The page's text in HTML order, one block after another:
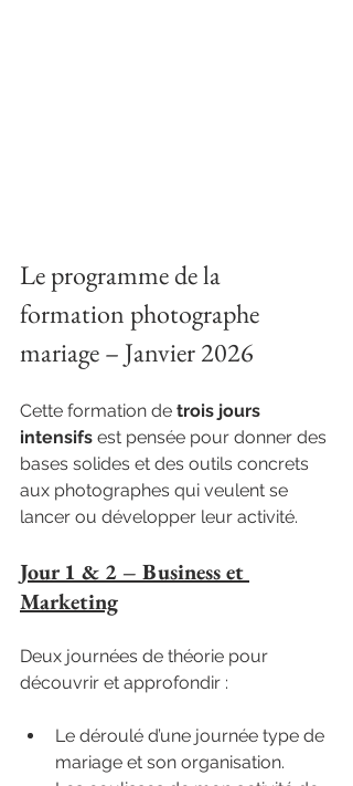
Le programme de la
formation photographe
mariage – Janvier 2026
Cette formation de trois jours
intensifs est pensée pour donner des
bases solides et des outils concrets
aux photographes qui veulent se
lancer ou développer leur activité.
Jour 1 & 2 – Business et
Marketing
Deux journées de théorie pour
découvrir et approfondir :
Le déroulé d’une journée type de
mariage et son organisation.